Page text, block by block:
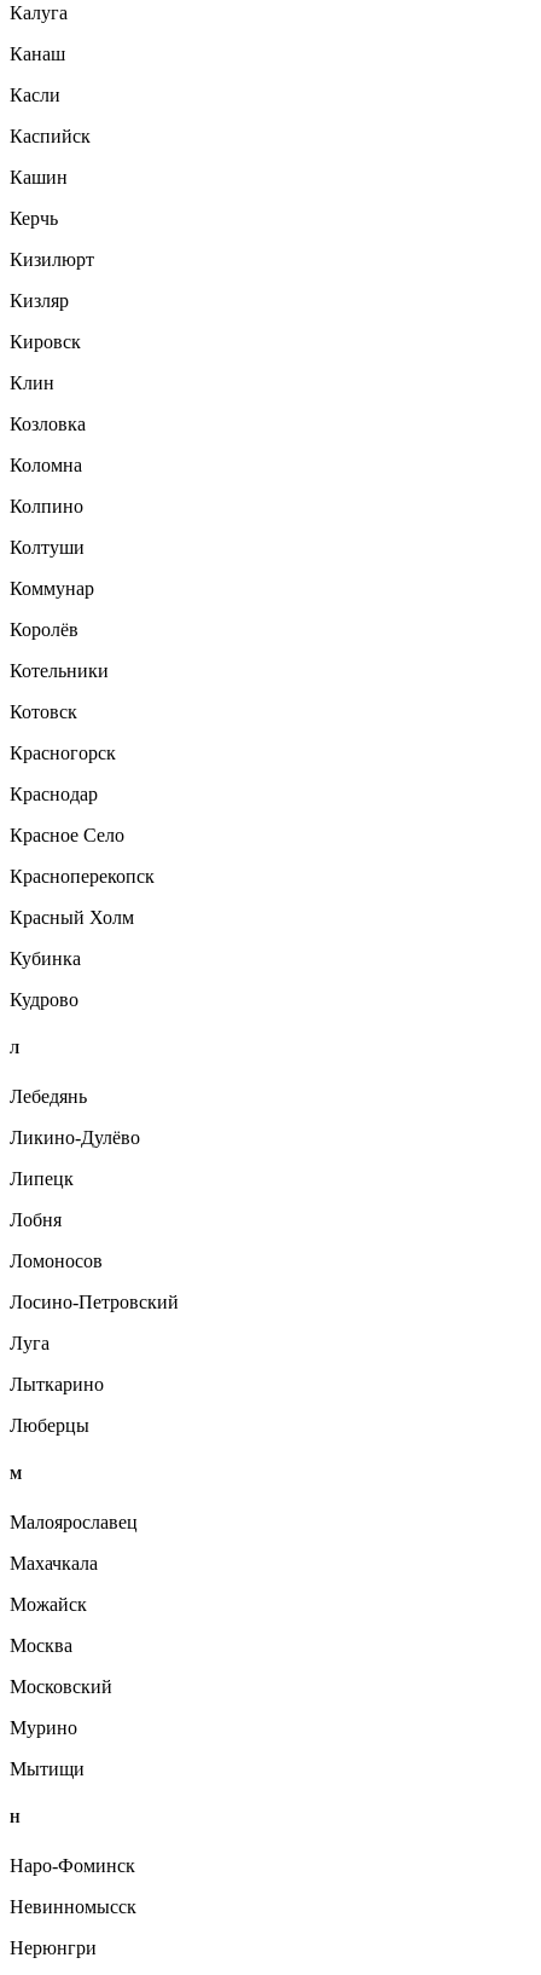
Калуга
Канаш
Касли
Каспийск
Кашин
Керчь
Кизилюрт
Кизляр
Кировск
Клин
Козловка
Коломна
Колпино
Колтуши
Коммунар
Королёв
Котельники
Котовск
Красногорск
Краснодар
Красное Село
Красноперекопск
Красный Холм
Кубинка
Кудрово
Л
Лебедянь
Ликино-Дулёво
Липецк
Лобня
Ломоносов
Лосино-Петровский
Луга
Лыткарино
Люберцы
М
Малоярославец
Махачкала
Можайск
Москва
Московский
Мурино
Мытищи
Н
Наро-Фоминск
Невинномысск
Нерюнгри